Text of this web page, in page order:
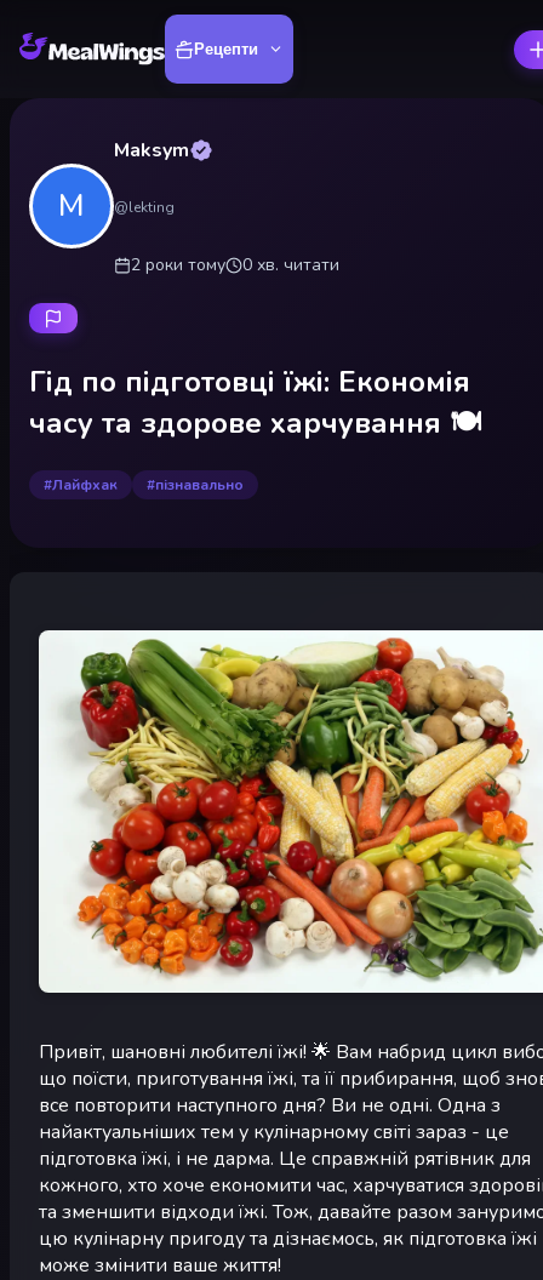
Рецепти
M
Maksym
@lekting
2 роки тому 0 хв. читати
Гід по підготовці їжі: Економія
часу та здорове харчування 🍽️
#Лайфхак #пізнавально
Привіт, шановні любителі їжі! 🌟 Вам набрид цикл
що поїсти, приготування їжі, та її прибирання, щоб
все повторити наступного дня? Ви не одні. Одна з
найактуальніших тем у кулінарному світі зараз - це
підготовка їжі, і не дарма. Це справжній рятівник для
кожного, хто хоче економити час, харчуватися
та зменшити відходи їжі. Тож, давайте разом
цю кулінарну пригоду та дізнаємось, як підготовка їжі
може змінити ваше життя!